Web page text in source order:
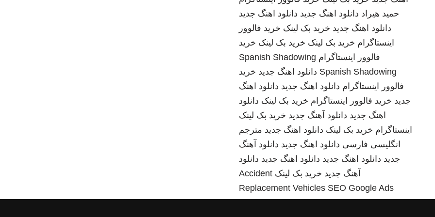
حمید هیراد دانلود اهنگ جدید دانلود اهنگ جدید
دانلود اهنگ جدید خرید بک لینک خرید فالوور
اینستاگرام خرید بک لینک خرید بک لینک خرید
فالوور اینستاگرام Spanish Shadowing
Spanish Shadowing دانلود اهنگ جدید خرید
فالوور اینستاگرام دانلود اهنگ جدید دانلود اهنگ
جدید خرید فالوور اینستاگرام خرید بک لینک دانلود
اهنگ جدید دانلود آهنگ جدید خرید بک لینک
اینستاگرام خرید بک لینک دانلود اهنگ جدید مترجم
انگلیسی فارسی دانلود اهنگ جدید دانلود آهنگ
جدید دانلود اهنگ جدید دانلود اهنگ جدید دانلود
آهنگ جدید خرید بک لینک Accident
Replacement Vehicles SEO Google Ads